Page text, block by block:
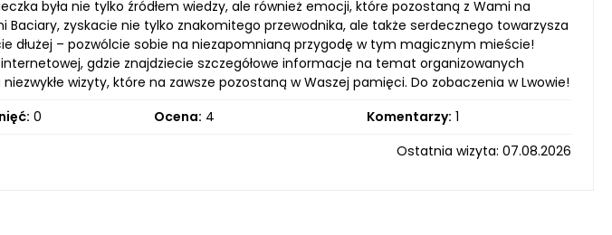
była nie tylko źródłem wiedzy, ale również emocji, które pozostaną z Wami na
Baciary, zyskacie nie tylko znakomitego przewodnika, ale także serdecznego towarzysza
dłużej – pozwólcie sobie na niezapomnianą przygodę w tym magicznym mieście!
gdzie znajdziecie szczegółowe informacje na temat organizowanych
wizyty, które na zawsze pozostaną w Waszej pamięci. Do zobaczenia w Lwowie!
0 Ocena: 4 Komentarzy: 1
Ostatnia wizyta: 07.08.2026